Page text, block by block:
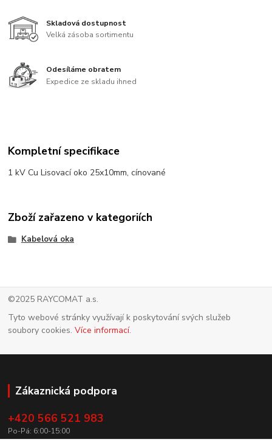
Skladová dostupnost
Velká zásoba sortimentu
Odesíláme obratem
Expedice ze skladu ihned
Kompletní specifikace
1 kV Cu Lisovací oko 25x10mm, cínované
Zboží zařazeno v kategoriích
Kabelová oka
©2025 RAYCOMAT a.s.
Tyto webové stránky využívají k poskytování svých služeb
soubory cookies.Více informací.
Zákaznická podpora
+420 566 521 983
Po-Pá: 6:00-15:00